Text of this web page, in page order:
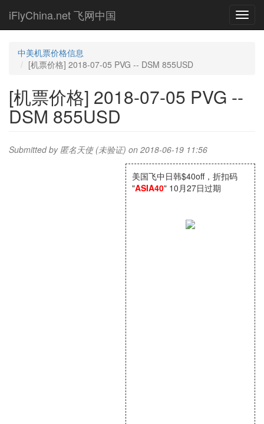
main
iFlyChina.net 飞网中国
中美机票价格信息
[机票价格] 2018-07-05 PVG -- DSM 855USD
[机票价格] 2018-07-05 PVG --
DSM 855USD
Submitted by 匿名天使 (未验证) on 2018-06-19 11:56
美国飞中日韩$40off，折扣码
"ASIA40" 10月27日过期